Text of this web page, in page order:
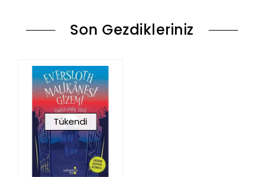
Son Gezdikleriniz
Tükendi